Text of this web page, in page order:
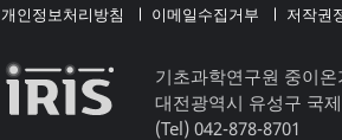
개인정보처리방침 이메일수집거부 저작권
기초과학연구원 중이
대전광역시 유성구 국
(Tel) 042-878-8701